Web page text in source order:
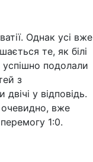
Однак усі вже
те, як білі
успішно подолали
з
у відповідь.
очевидно, вже
1:0.